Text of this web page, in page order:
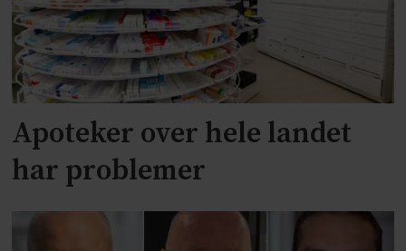
Apoteker over hele landet
har problemer